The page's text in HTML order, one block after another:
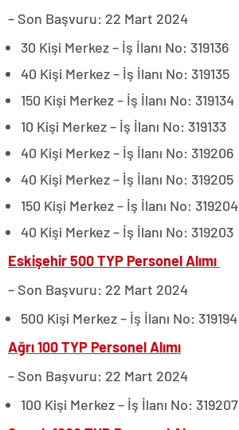
– Son Başvuru: 22 Mart 2024
30 Kişi Merkez – İş İlanı No: 319136
40 Kişi Merkez – İş İlanı No: 319135
150 Kişi Merkez – İş İlanı No: 319134
10 Kişi Merkez – İş İlanı No: 319133
40 Kişi Merkez – İş İlanı No: 319206
40 Kişi Merkez – İş İlanı No: 319205
150 Kişi Merkez – İş İlanı No: 319204
40 Kişi Merkez – İş İlanı No: 319203
Eskişehir 500 TYP Personel Alımı
– Son Başvuru: 22 Mart 2024
500 Kişi Merkez – İş İlanı No: 319194
Ağrı 100 TYP Personel Alımı
– Son Başvuru: 22 Mart 2024
100 Kişi Merkez – İş İlanı No: 319207